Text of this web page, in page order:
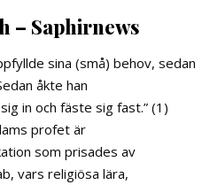
– Saphirnews
sina (små) behov, sedan
åkte han
in och fäste sig fast.” (1)
profet är
som prisades av
vars religiösa lära,